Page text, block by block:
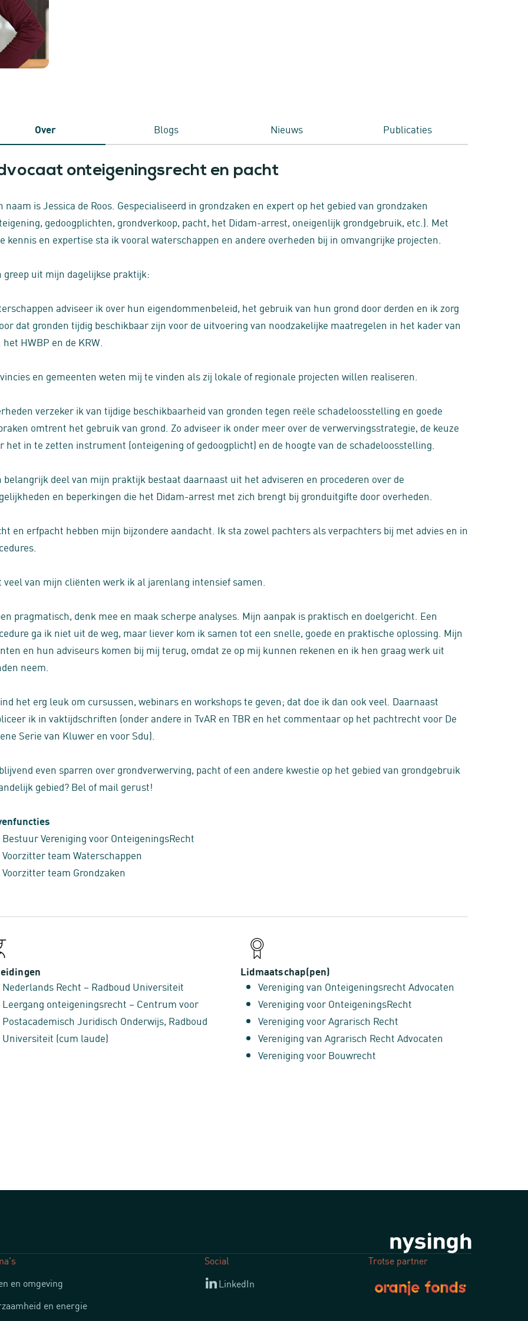
Over Blogs Nieuws Publicaties
onteigeningsrecht en pacht
naam is Jessica de Roos. Gespecialiseerd in grondzaken en expert op het gebied van grondzaken
gedoogplichten, grondverkoop, pacht, het Didam-arrest, oneigenlijk grondgebruik, etc.). Met
kennis en expertise sta ik vooral waterschappen en andere overheden bij in omvangrijke projecten.
greep uit mijn dagelijkse praktijk:
adviseer ik over hun eigendommenbeleid, het gebruik van hun grond door derden en ik zorg
dat gronden tijdig beschikbaar zijn voor de uitvoering van noodzakelijke maatregelen in het kader van
het HWBP en de KRW.
en gemeenten weten mij te vinden als zij lokale of regionale projecten willen realiseren.
verzeker ik van tijdige beschikbaarheid van gronden tegen reële schadeloosstelling en goede
omtrent het gebruik van grond. Zo adviseer ik onder meer over de verwervingsstrategie, de keuze
het in te zetten instrument (onteigening of gedoogplicht) en de hoogte van de schadeloosstelling.
belangrijk deel van mijn praktijk bestaat daarnaast uit het adviseren en procederen over de
en beperkingen die het Didam-arrest met zich brengt bij gronduitgifte door overheden.
en erfpacht hebben mijn bijzondere aandacht. Ik sta zowel pachters als verpachters bij met advies en in
veel van mijn cliënten werk ik al jarenlang intensief samen.
pragmatisch, denk mee en maak scherpe analyses. Mijn aanpak is praktisch en doelgericht. Een
ga ik niet uit de weg, maar liever kom ik samen tot een snelle, goede en praktische oplossing. Mijn
en hun adviseurs komen bij mij terug, omdat ze op mij kunnen rekenen en ik hen graag werk uit
neem.
het erg leuk om cursussen, webinars en workshops te geven; dat doe ik dan ook veel. Daarnaast
ik in vaktijdschriften (onder andere in TvAR en TBR en het commentaar op het pachtrecht voor De
Serie van Kluwer en voor Sdu).
even sparren over grondverwerving, pacht of een andere kwestie op het gebied van grondgebruik
gebied? Bel of mail gerust!
Bestuur Vereniging voor OnteigeningsRecht
Voorzitter team Waterschappen
Voorzitter team Grondzaken
Nederlands Recht – Radboud Universiteit
Leergang onteigeningsrecht – Centrum voor
Postacademisch Juridisch Onderwijs, Radboud
Universiteit (cum laude)
Lidmaatschap(pen)
Vereniging van Onteigeningsrecht Advocaten
Vereniging voor OnteigeningsRecht
Vereniging voor Agrarisch Recht
Vereniging van Agrarisch Recht Advocaten
Vereniging voor Bouwrecht
en omgeving
en energie
Social
LinkedIn
Trotse partner